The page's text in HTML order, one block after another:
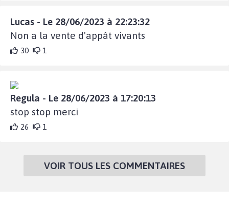
Lucas - Le 28/06/2023 à 22:23:32
Non a la vente d'appât vivants
30 1
Regula - Le 28/06/2023 à 17:20:13
stop stop merci
26 1
VOIR TOUS LES COMMENTAIRES